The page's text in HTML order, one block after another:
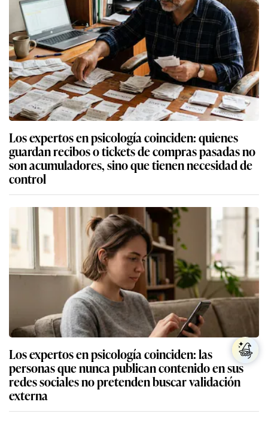
Los expertos en psicología coinciden: quienes
guardan recibos o tickets de compras pasadas no
son acumuladores, sino que tienen necesidad de
control
Los expertos en psicología coinciden: las
personas que nunca publican contenido en sus
redes sociales no pretenden buscar validación
externa